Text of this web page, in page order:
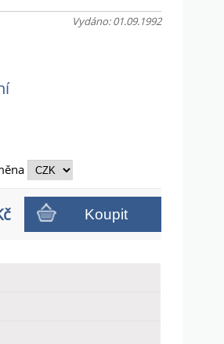
Vydáno: 01.09.1992
Koupit